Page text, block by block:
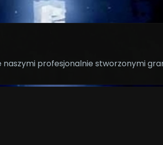
profesjonalnie stworzonymi